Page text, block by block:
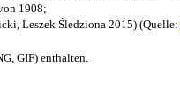
1908;
Leszek Śledziona 2015) (Quelle:
GIF) enthalten.